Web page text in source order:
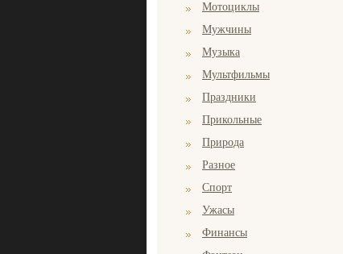
Мотоциклы
Мужчины
Музыка
Мультфильмы
Праздники
Прикольные
Природа
Разное
Спорт
Ужасы
Финансы